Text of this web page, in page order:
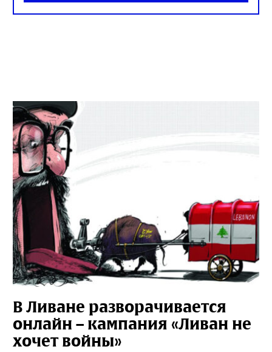
В Ливане разворачивается
онлайн – кампания «Ливан не
хочет войны»